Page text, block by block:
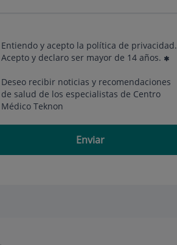
Entiendo y acepto la política de privacidad.
Acepto y declaro ser mayor de 14 años.
Deseo recibir noticias y recomendaciones
de salud de los especialistas de Centro
Médico Teknon
Enviar